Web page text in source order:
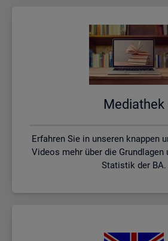
Me­dia­thek
Erfahren Sie in unseren knappen
Videos mehr über die Grundlagen
Statistik der BA.